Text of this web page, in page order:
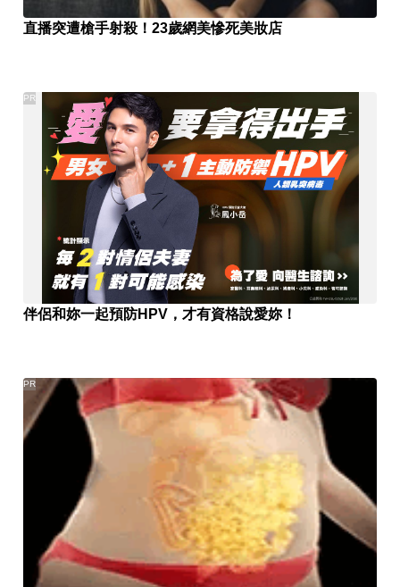
直播突遭槍手射殺！23歲網美慘死美妝店
伴侶和妳一起預防HPV，才有資格說愛妳！
PR
PR